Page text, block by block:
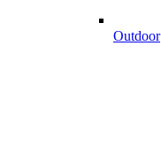
Outdoor